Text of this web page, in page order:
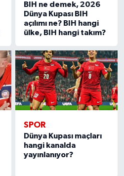
BIH ne demek, 2026
Dünya Kupası BIH
açılımı ne? BIH hangi
ülke, BIH hangi takım?
SPOR
Dünya Kupası maçları
hangi kanalda
yayınlanıyor?